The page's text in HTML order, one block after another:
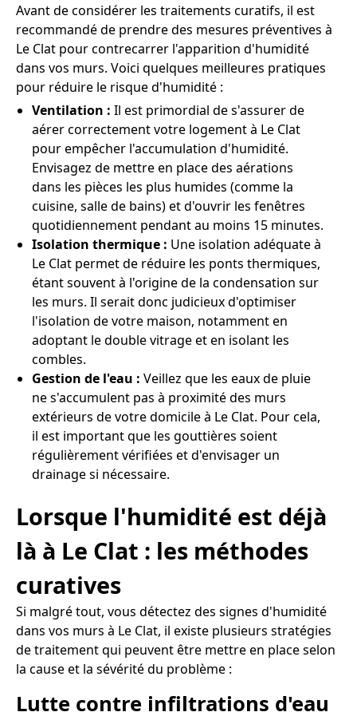
Avant de considérer les traitements curatifs, il est
recommandé de prendre des mesures préventives à
Le Clat pour contrecarrer l'apparition d'humidité
dans vos murs. Voici quelques meilleures pratiques
pour réduire le risque d'humidité :
Ventilation : Il est primordial de s'assurer de
aérer correctement votre logement à Le Clat
pour empêcher l'accumulation d'humidité.
Envisagez de mettre en place des aérations
dans les pièces les plus humides (comme la
cuisine, salle de bains) et d'ouvrir les fenêtres
quotidiennement pendant au moins 15 minutes.
Isolation thermique : Une isolation adéquate à
Le Clat permet de réduire les ponts thermiques,
étant souvent à l'origine de la condensation sur
les murs. Il serait donc judicieux d'optimiser
l'isolation de votre maison, notamment en
adoptant le double vitrage et en isolant les
combles.
Gestion de l'eau : Veillez que les eaux de pluie
ne s'accumulent pas à proximité des murs
extérieurs de votre domicile à Le Clat. Pour cela,
il est important que les gouttières soient
régulièrement vérifiées et d'envisager un
drainage si nécessaire.
Lorsque l'humidité est déjà
là à Le Clat : les méthodes
curatives
Si malgré tout, vous détectez des signes d'humidité
dans vos murs à Le Clat, il existe plusieurs stratégies
de traitement qui peuvent être mettre en place selon
la cause et la sévérité du problème :
Lutte contre infiltrations d'eau